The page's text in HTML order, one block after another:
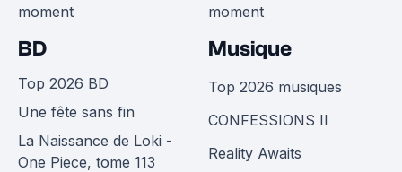
moment
moment
BD
Top 2026 BD
Une fête sans fin
La Naissance de Loki -
One Piece, tome 113
Musique
Top 2026 musiques
CONFESSIONS II
Reality Awaits